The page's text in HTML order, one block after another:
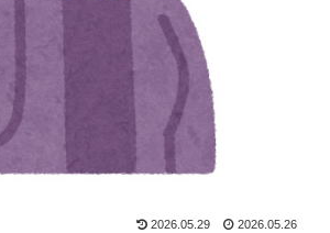
2026.05.29 2026.05.26